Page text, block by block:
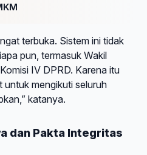
terbuka. Sistem ini tidak
pun, termasuk Wakil
IV DPRD. Karena itu
untuk mengikuti seluruh
katanya.
dan Pakta Integritas